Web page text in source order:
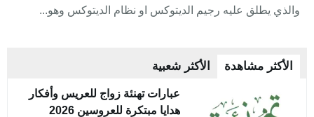
والذي يطلق عليه رجيم الديتوكس او نظام الديتوكس وهو...
الأكثر مشاهدة الأكثر شعبية
عبارات تهنئة زواج للعريس وأفكار
هدايا مبتكرة للعروسين 2026